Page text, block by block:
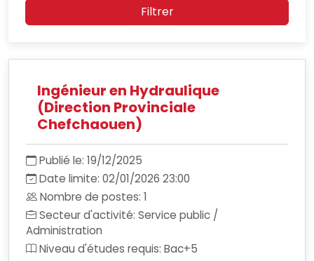
Filtrer
Ingénieur en Hydraulique
(Direction Provinciale
Chefchaouen)
Publié le: 19/12/2025
Date limite: 02/01/2026 23:00
Nombre de postes: 1
Secteur d'activité: Service public /
Administration
Niveau d'études requis: Bac+5